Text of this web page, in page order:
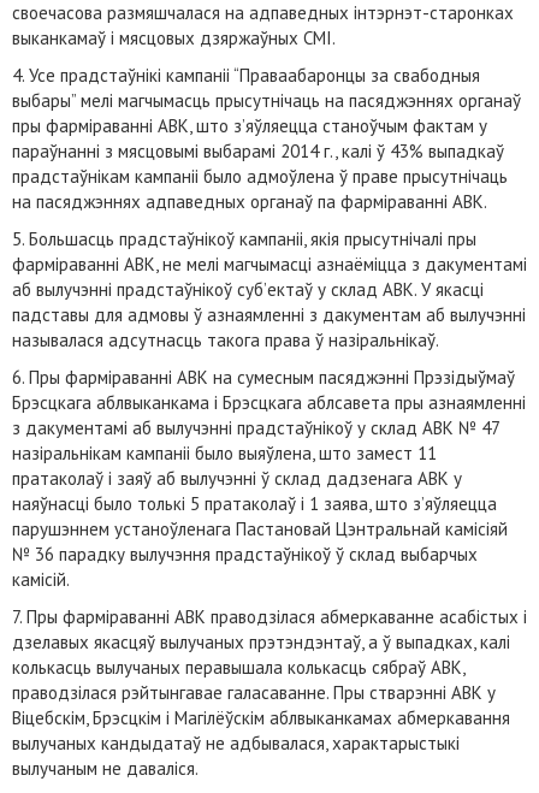
своечасова размяшчалася на адпаведных інтэрнэт-старонках
выканкамаў і мясцовых дзяржаўных СМІ.
4. Усе прадстаўнікі кампаніі “Праваабаронцы за свабодныя
выбары” мелі магчымасць прысутнічаць на пасяджэннях органаў
пры фарміраванні АВК, што з’яўляецца станоўчым фактам у
параўнанні з мясцовымі выбарамі 2014 г., калі ў 43% выпадкаў
прадстаўнікам кампаніі было адмоўлена ў праве прысутнічаць
на пасяджэннях адпаведных органаў па фарміраванні АВК.
5. Большасць прадстаўнікоў кампаніі, якія прысутнічалі пры
фарміраванні АВК, не мелі магчымасці азнаёміцца з дакументамі
аб вылучэнні прадстаўнікоў суб’ектаў у склад АВК. У якасці
падставы для адмовы ў азнаямленні з дакументам аб вылучэнні
называлася адсутнасць такога права ў назіральнікаў.
6. Пры фарміраванні АВК на сумесным пасяджэнні Прэзідыўмаў
Брэсцкага аблвыканкама і Брэсцкага аблсавета пры азнаямленні
з дакументамі аб вылучэнні прадстаўнікоў у склад АВК № 47
назіральнікам кампаніі было выяўлена, што замест 11
пратаколаў і заяў аб вылучэнні ў склад дадзенага АВК у
наяўнасці было толькі 5 пратаколаў і 1 заява, што з’яўляецца
парушэннем устаноўленага Пастановай Цэнтральнай камісіяй
№ 36 парадку вылучэння прадстаўнікоў ў склад выбарчых
камісій.
7. Пры фарміраванні АВК праводзілася абмеркаванне асабістых і
дзелавых якасцяў вылучаных прэтэндэнтаў, а ў выпадках, калі
колькасць вылучаных перавышала колькасць сябраў АВК,
праводзілася рэйтынгавае галасаванне. Пры стварэнні АВК у
Віцебскім, Брэсцкім і Магілёўскім аблвыканкамах абмеркавання
вылучаных кандыдатаў не адбывалася, характарыстыкі
вылучаным не даваліся.